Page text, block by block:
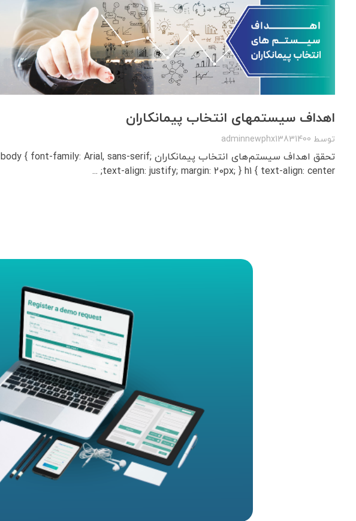
اهداف سیستمهای انتخاب پیمانکاران
توسط adminnewphx13831400
تحقق اهداف سیستم‌های انتخاب پیمانکاران body { font-family: Arial, sans-serif;
text-align: justify; margin: 20px; } h1 { text-align: center; ...